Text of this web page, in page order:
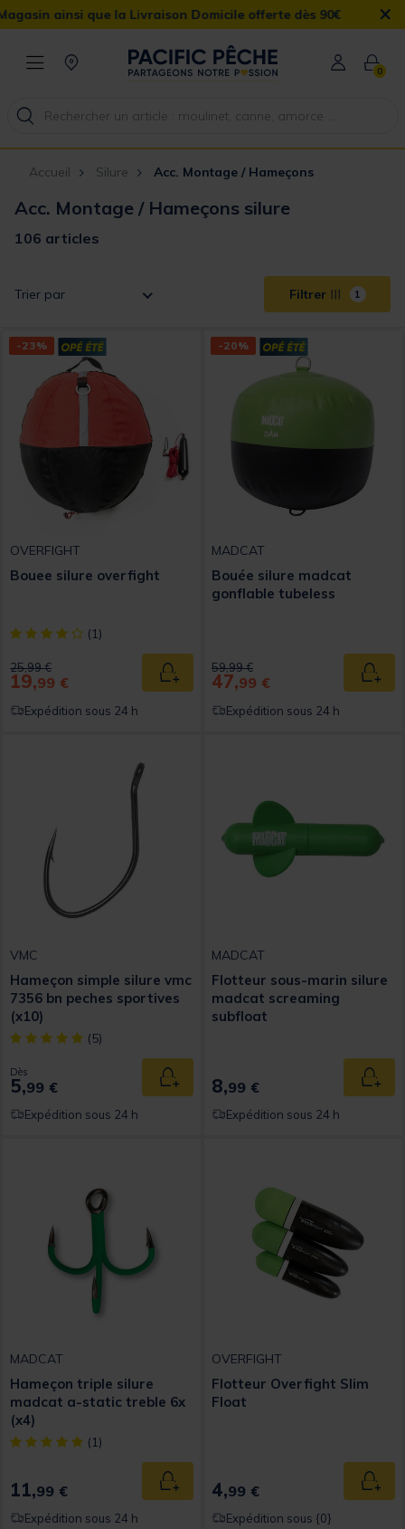
Domicile offerte dès 90€ ×
0
Accueil Silure Acc. Montage / Hameçons
Acc. Montage / Hameçons silure
106 articles
Trier par Filtrer 1
-23%
OVERFIGHT
Bouee silure overfight
[object Object] out of 5 Customer Rating
(1)
Price reduced from
25,99 €to
19,99 € Ajouter au panier
Expédition sous 24 h
-20%
MADCAT
Bouée silure madcat
gonflable tubeless
Price reduced from
59,99 €to
47,99 €
Expédition sous 24 h
VMC
Hameçon simple silure vmc
7356 bn peches sportives
(x10)
[object Object] out of 5 Customer Rating
(5)
Dès
5,99 € Ajouter au panier
Expédition sous 24 h
MADCAT
Flotteur sous-marin silure
madcat screaming
subfloat
8,99 €
Expédition sous 24 h
MADCAT
Hameçon triple silure
madcat a-static treble 6x
(x4)
[object Object] out of 5 Customer Rating
(1)
11,99 € Ajouter au panier
Expédition sous 24 h
OVERFIGHT
Flotteur Overfight Slim
Float
4,99 €
Expédition sous {0}